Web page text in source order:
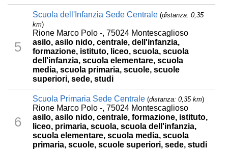
5
Scuola dell'Infanzia Sede Centrale (distanza: 0,35
km)
Rione Marco Polo -, 75024 Montescaglioso
asilo, asilo nido, centrale, dell'infanzia,
formazione, istituto, liceo, scuola, scuola
dell'infanzia, scuola elementare, scuola
media, scuola primaria, scuole, scuole
superiori, sede, studi
6
Scuola Primaria Sede Centrale (distanza: 0,35 km)
Rione Marco Polo -, 75024 Montescaglioso
asilo, asilo nido, centrale, formazione, istituto,
liceo, primaria, scuola, scuola dell'infanzia,
scuola elementare, scuola media, scuola
primaria, scuole, scuole superiori, sede, studi